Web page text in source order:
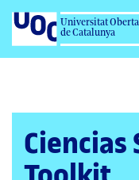
Universitat Oberta
de Catalunya
Ciencias